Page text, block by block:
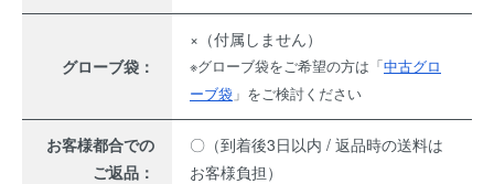
グローブ袋：
×（付属しません）
※グローブ袋をご希望の方は「中古グロ
ーブ袋 」をご検討ください
お客様都合での
ご返品：
〇（到着後3日以内 / 返品時の送料は
お客様負担）